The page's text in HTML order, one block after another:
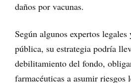
daños por vacunas.
Según algunos expertos
pública, su estrategia podría
debilitamiento del fondo,
farmacéuticas a asumir riesgos